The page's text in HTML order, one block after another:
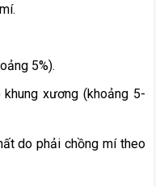
5%).
xương (khoảng 5-
do phải chồng mí theo